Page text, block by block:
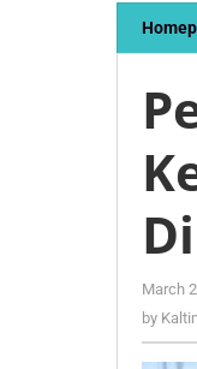
March
by